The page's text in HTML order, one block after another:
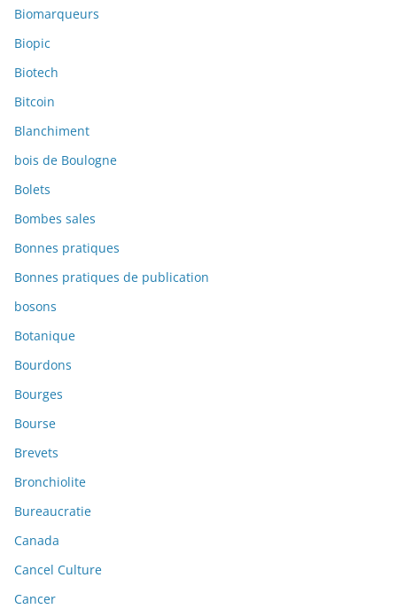
Biomarqueurs
Biopic
Biotech
Bitcoin
Blanchiment
bois de Boulogne
Bolets
Bombes sales
Bonnes pratiques
Bonnes pratiques de publication
bosons
Botanique
Bourdons
Bourges
Bourse
Brevets
Bronchiolite
Bureaucratie
Canada
Cancel Culture
Cancer